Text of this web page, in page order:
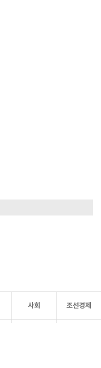
사회 조선경제